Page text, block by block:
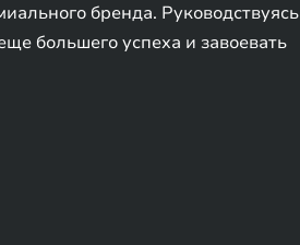
бренда. Руководствуясь
большего успеха и завоевать